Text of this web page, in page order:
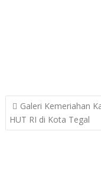
Post
navigation
Galeri Kemeriahan
HUT RI di Kota Tegal